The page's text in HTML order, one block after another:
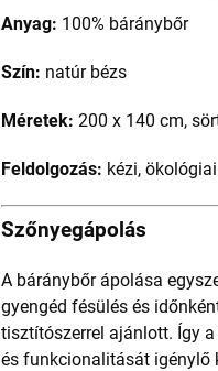
Anyag: 100% báránybőr
Szín: natúr bézs
Méretek: 200 x 140 cm,
Feldolgozás: kézi,
Szőnyegápolás
A báránybőr ápolása
gyengéd fésülés és
tisztítószerrel ajánlott. Így
és funkcionalitását igénylő